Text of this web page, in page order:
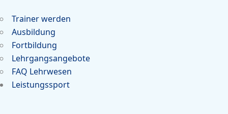
Trainer werden
Ausbildung
Fortbildung
Lehrgangsangebote
FAQ Lehrwesen
Leistungssport